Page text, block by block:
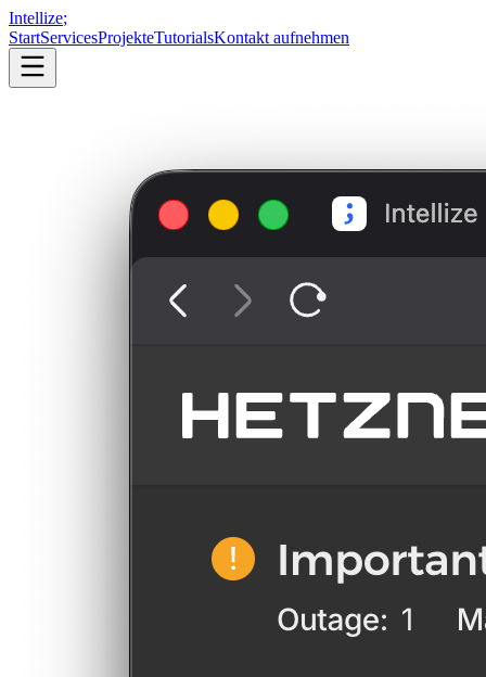
Intellize;
StartServicesProjekteTutorialsKontakt aufnehmen